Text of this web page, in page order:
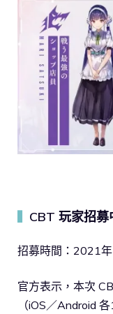
CBT 玩家招募
招募時間：2021
官方表示，本次
（iOS／Android